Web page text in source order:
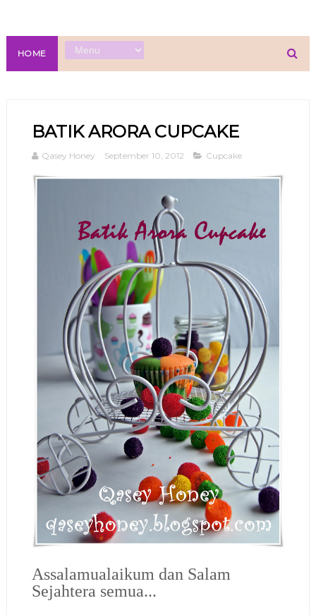
HOME
BATIK ARORA CUPCAKE
Qasey Honey September 10, 2012 Cupcake
Assalamualaikum dan Salam
Sejahtera semua...